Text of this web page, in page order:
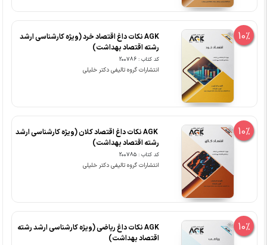
10%
AGK نکات داغ اقتصاد خرد (ویژه کارشناسی ارشد
رشته اقتصاد بهداشت)
کد کتاب : 200786
انتشارات گروه تالیفی دکتر خلیلی
10%
‏ AGK نکات داغ اقتصاد کلان (ویژه کارشناسی ارشد
رشته اقتصاد بهداشت)
کد کتاب : 200785
انتشارات گروه تالیفی دکتر خلیلی
10%
AGK نکات داغ ریاضی (ویژه کارشناسی ارشد رشته
اقتصاد بهداشت)